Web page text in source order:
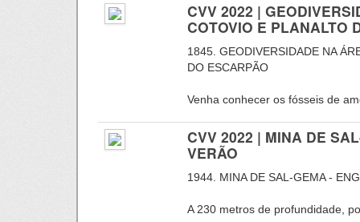
CVV 2022 |
COTOVIO E PLANALTO
1845. GEODIVERSIDADE NA
DO ESCARPÃO
Venha conhecer os fósseis de
CVV 2022 | MINA DE
VERÃO
1944. MINA DE SAL-GEMA -
A 230 metros de profundidade,